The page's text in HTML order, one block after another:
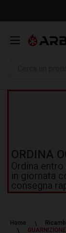
ORDINA
Ordina
in giornata
consegna
Home